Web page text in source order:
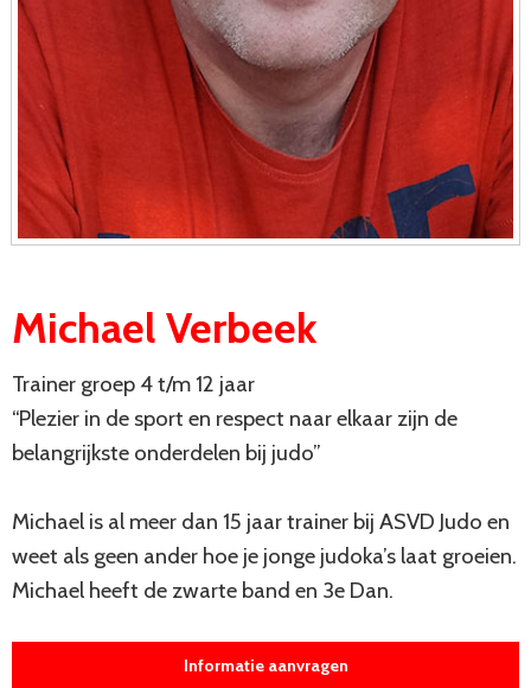
Michael Verbeek
Trainer groep 4 t/m 12 jaar
“Plezier in de sport en respect naar elkaar zijn de
belangrijkste onderdelen bij judo”
Michael is al meer dan 15 jaar trainer bij ASVD Judo en
weet als geen ander hoe je jonge judoka’s laat groeien.
Michael heeft de zwarte band en 3e Dan.
Informatie aanvragen